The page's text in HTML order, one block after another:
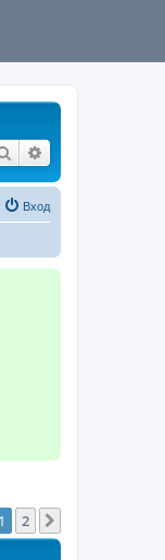
Поиск
Вход
1 2